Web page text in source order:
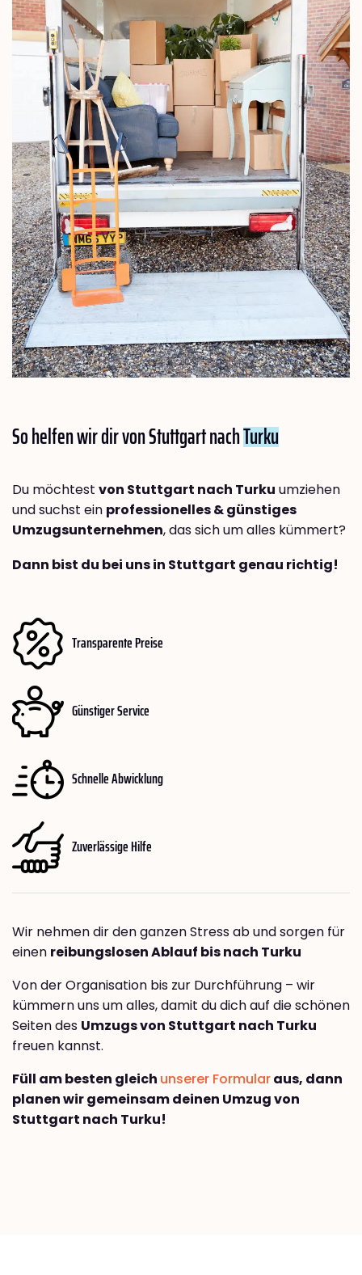
So helfen wir dir von Stuttgart nachTurku
Du möchtest von Stuttgart nach Turku umziehen
und suchst ein professionelles & günstiges
Umzugsunternehmen, das sich um alles kümmert?
Dann bist du bei uns in Stuttgart genau richtig!
Transparente Preise
Günstiger Service
Schnelle Abwicklung
Zuverlässige Hilfe
Wir nehmen dir den ganzen Stress ab und sorgen für
einen reibungslosen Ablauf bis nach Turku
Von der Organisation bis zur Durchführung – wir
kümmern uns um alles, damit du dich auf die schönen
Seiten des Umzugs von Stuttgart nach Turku
freuen kannst.
Füll am besten gleich unserer Formularaus, dann
planen wir gemeinsam deinen Umzug von
Stuttgart nach Turku!